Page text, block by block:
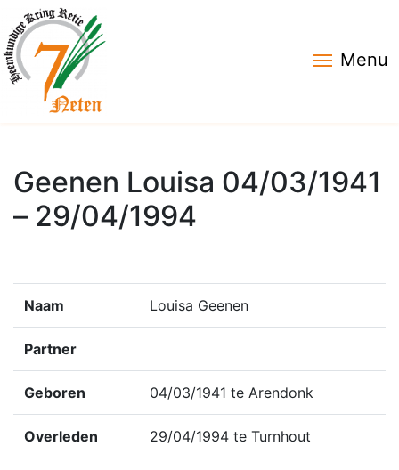
Menu
Geenen Louisa 04/03/1941
– 29/04/1994
Naam Louisa Geenen
Partner
Geboren 04/03/1941 te Arendonk
Overleden 29/04/1994 te Turnhout